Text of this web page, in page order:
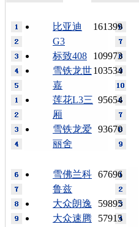
161399
比亚迪
G3
109973
标致408
103534
雪铁龙世
嘉
95654
莲花L3三
厢
93670
雪铁龙爱
丽舍
67696
雪佛兰科
鲁兹
59895
大众朗逸
57915
大众速腾